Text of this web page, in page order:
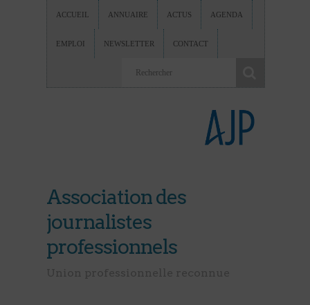
ACCUEIL ANNUAIRE ACTUS AGENDA
EMPLOI NEWSLETTER CONTACT
Association des
journalistes
professionnels